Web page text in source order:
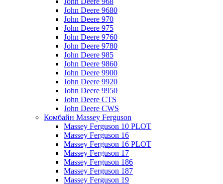
John Deere 9680
John Deere 970
John Deere 975
John Deere 9760
John Deere 9780
John Deere 985
John Deere 9860
John Deere 9900
John Deere 9920
John Deere 9950
John Deere CTS
John Deere CWS
Комбайн Massey Ferguson
Massey Ferguson 10 PLOT
Massey Ferguson 16
Massey Ferguson 16 PLOT
Massey Ferguson 17
Massey Ferguson 186
Massey Ferguson 187
Massey Ferguson 19